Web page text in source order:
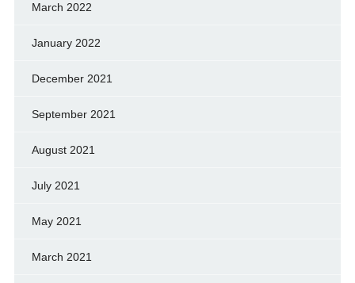
March 2022
January 2022
December 2021
September 2021
August 2021
July 2021
May 2021
March 2021